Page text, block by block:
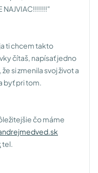
NAJVIAC!!!!!!!"
ti chcem takto
čítaš, napísať jedno
že si zmenila svoj život a
byť pri tom.
čo máme
tel.